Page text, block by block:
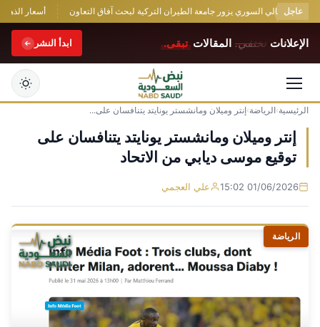
عاجلالعالي السوري يزور جامعة الطيران التركية لبحث آفاق التعاون أسعار الذهب تقفز لأعلى مستوى في 7
الإعلانات تختفي. المقالات تبقى. ابدأ النشر
التجاوز
إلى
المحتوى
الرئيسية›الرياضة›إنتر وميلان ومانشستر يونايتد يتنافسان على...
إنتر وميلان ومانشستر يونايتد يتنافسان على
توقيع موسى ديابي من الاتحاد
01/06/2026 15:02 علي العجمي
الرياضة